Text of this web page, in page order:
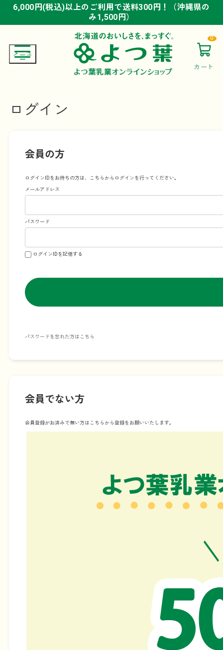
6,000円(税込)以上のご利用で送料300円！（沖縄県の
み1,500円）
6,000円(税込)以上のご利用で送料300円！（沖縄県の
み1,500円）
6,000円(税込)以上のご利用で送料300円！（沖縄県の
み1,500円）
カート
0
ログイン
会員の方
ログインIDをお持ちの方は、こちらからログインを行ってください。
メールアドレス
パスワード
ログインIDを記憶する
パスワードを忘れた方はこちら
会員でない方
会員登録がお済みで無い方はこちらから登録をお願いいたします。